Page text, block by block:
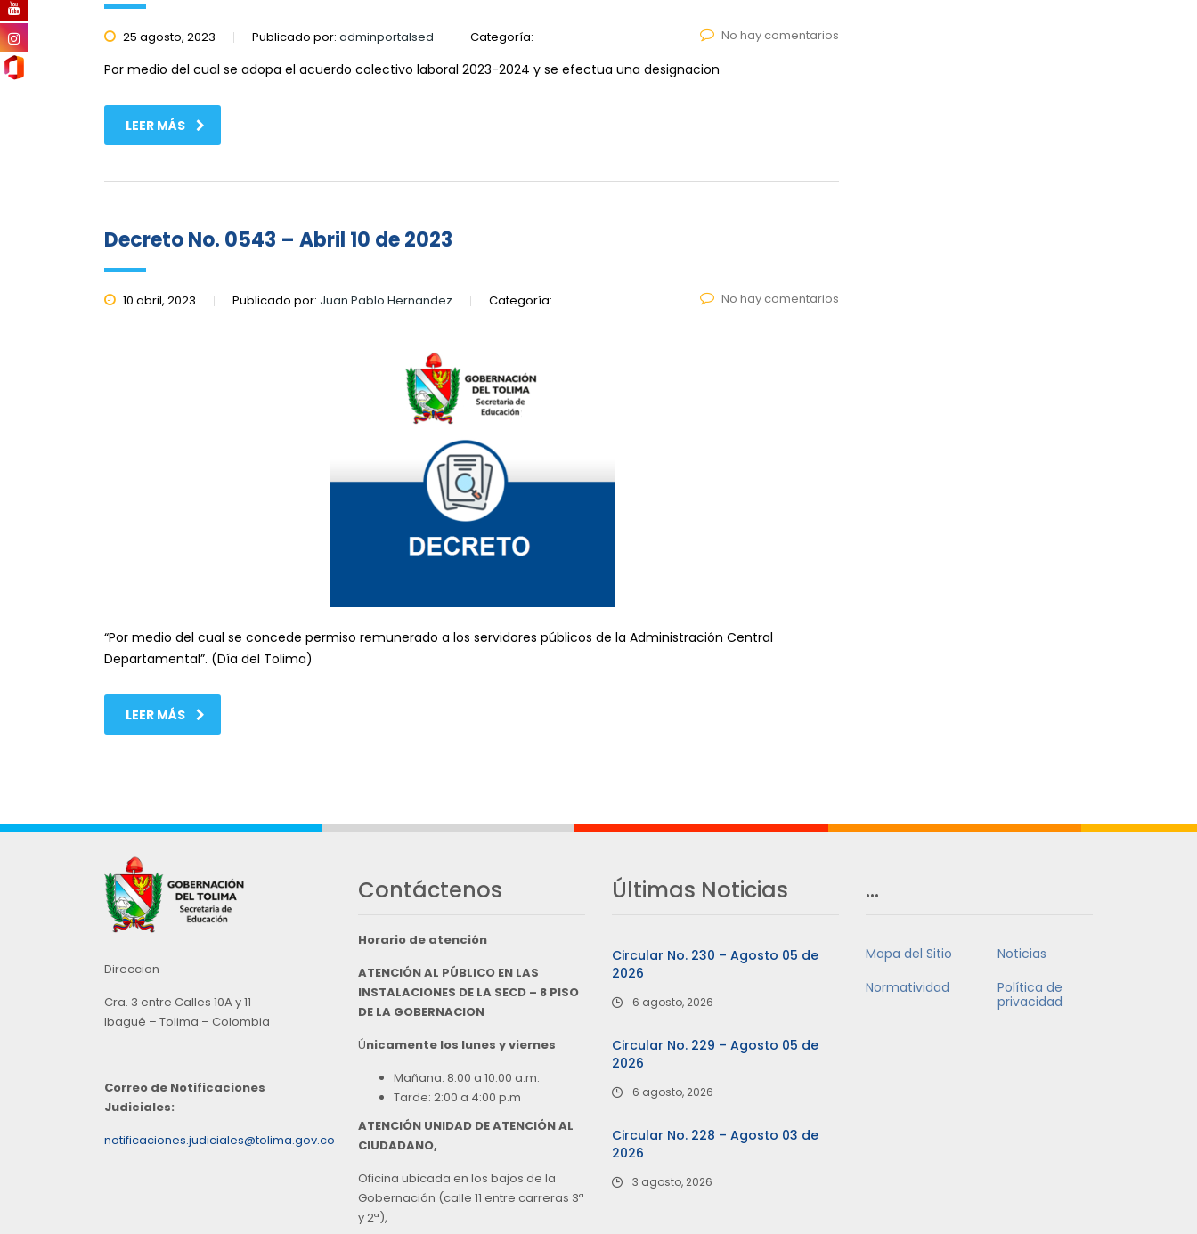
25 agosto, 2023 Publicado por: adminportalsed Categoría: No hay comentarios
Por medio del cual se adopa el acuerdo colectivo laboral 2023-2024 y se efectua una designacion
LEER MÁS
Decreto No. 0543 – Abril 10 de 2023
10 abril, 2023 Publicado por: Juan Pablo Hernandez Categoría: No hay comentarios
“Por medio del cual se concede permiso remunerado a los servidores públicos de la Administración Central
Departamental”. (Día del Tolima)
LEER MÁS
Direccion
Cra. 3 entre Calles 10A y 11
Ibagué – Tolima – Colombia
Correo de Notificaciones
Judiciales:
notificaciones.judiciales@tolima.gov.co
Contáctenos
Horario de atención
ATENCIÓN AL PÚBLICO EN LAS
INSTALACIONES DE LA SECD – 8 PISO
DE LA GOBERNACION
Únicamente los lunes y viernes
Mañana: 8:00 a 10:00 a.m.
Tarde: 2:00 a 4:00 p.m
ATENCIÓN UNIDAD DE ATENCIÓN AL
CIUDADANO,
Oficina ubicada en los bajos de la
Gobernación (calle 11 entre carreras 3ª
y 2ª),
Últimas Noticias
Circular No. 230 – Agosto 05 de
2026
6 agosto, 2026
Circular No. 229 – Agosto 05 de
2026
6 agosto, 2026
Circular No. 228 – Agosto 03 de
2026
3 agosto, 2026
…
Mapa del Sitio
Noticias
Normatividad
Política de
privacidad